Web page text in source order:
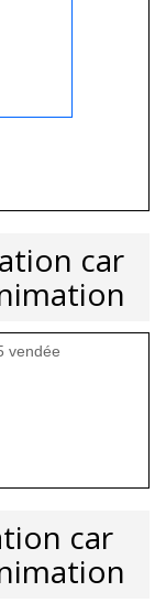
car
vendée
car